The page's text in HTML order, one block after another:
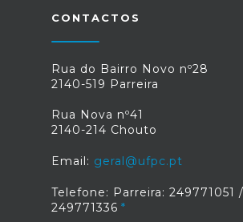
CONTACTOS
Rua do Bairro Novo nº28
2140-519 Parreira
Rua Nova nº41
2140-214 Chouto
Email: geral@ufpc.pt
Telefone: Parreira: 249771051
249771336